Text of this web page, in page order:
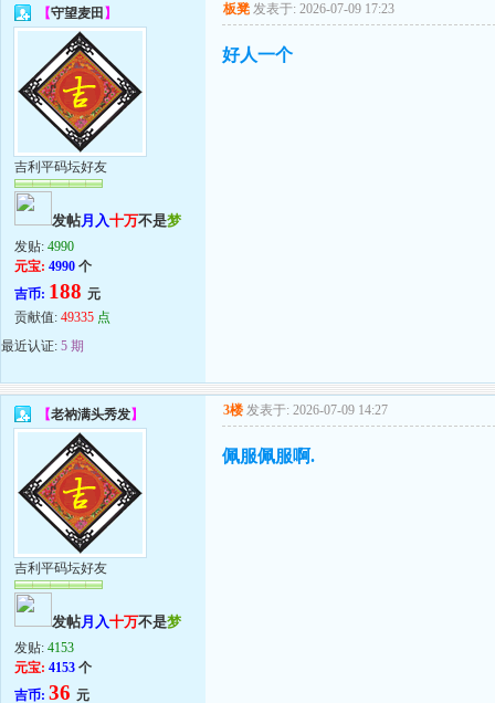
【守望麦田 】
吉利平码坛好友
发帖月入十万不是梦
发贴: 4990
元宝: 4990 个
吉币: 188 元
贡献值: 49335 点
最近认证: 5 期
板凳 发表于: 2026-07-09 17:23
好人一个
【老衲满头秀发】
吉利平码坛好友
发帖月入十万不是梦
发贴: 4153
元宝: 4153 个
吉币: 36 元
3楼 发表于: 2026-07-09 14:27
佩服佩服啊.